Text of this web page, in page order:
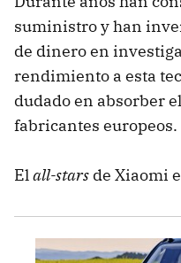
suministro y han
de dinero en
rendimiento a esta
dudado en absorber
fabricantes europeos.
Elall-stars de Xiaomi